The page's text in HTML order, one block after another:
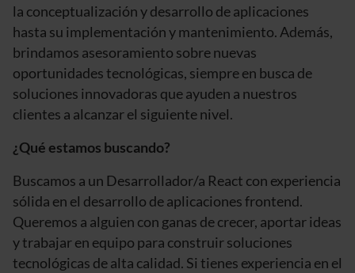
la conceptualización y desarrollo de aplicaciones
hasta su implementación y mantenimiento. Además,
brindamos asesoramiento sobre nuevas
oportunidades tecnológicas, siempre en busca de
soluciones innovadoras que ayuden a nuestros
clientes a alcanzar el siguiente nivel.
¿Qué estamos buscando?
Buscamos a un Desarrollador/a React con experiencia
sólida en el desarrollo de aplicaciones frontend.
Queremos a alguien con ganas de crecer, aportar ideas
y trabajar en equipo para construir soluciones
tecnológicas de alta calidad. Si tienes experiencia en el